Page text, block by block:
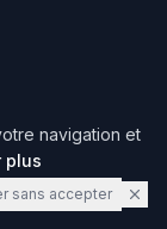
navigation et
plus
sans accepter